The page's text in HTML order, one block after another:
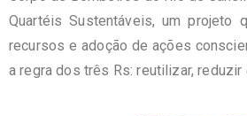
Quartéis Sustentáveis, um projeto
recursos e adoção de ações
a regra dos três Rs: reutilizar, reduzir